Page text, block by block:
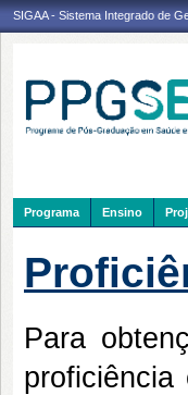
SIGAA - Sistema Integrado de
Programa Ensino
Para